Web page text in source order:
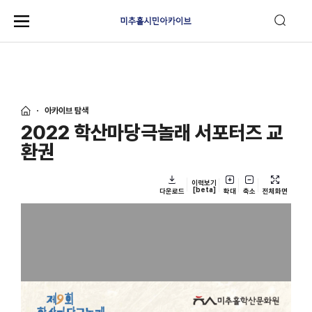
아카이브 탐색
2022 학산마당극놀래 서포터즈 교
환권
다운로드
이력보기
[beta]
확대 축소 전체화면